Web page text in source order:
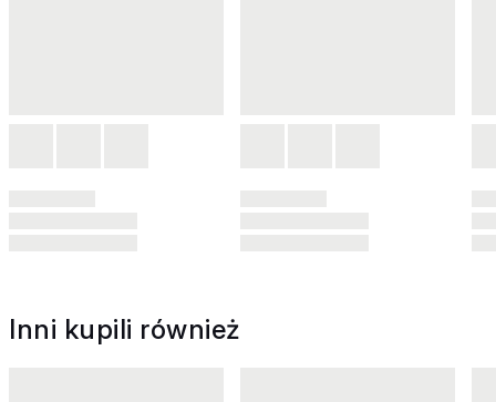
Inni kupili również